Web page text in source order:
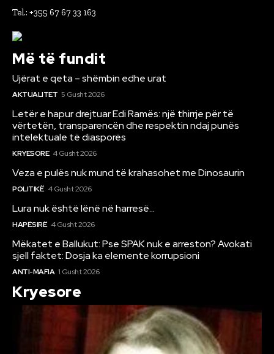
Tel.: +355 67 67 33 163
Më të fundit
Ujërat e qeta – shëmbin edhe urat
AKTUALITET 5 Gusht 2026
Letër e hapur drejtuar Edi Ramës: një thirrje për të
vërtetën, transparencën dhe respektin ndaj punës
intelektuale të diasporës
KRYESORE 4 Gusht 2026
Veza e pulës nuk mund të krahasohet me Dinosaurin
POLITIKË 4 Gusht 2026
Lura nuk është lënë në harresë…
HAPËSIRË 4 Gusht 2026
Mëkatet e Ballukut: Pse SPAK nuk e arreston? Avokati
sjell faktet: Dosja ka elemente korrupsioni
ANTI-MAFIA 1 Gusht 2026
Kryesore